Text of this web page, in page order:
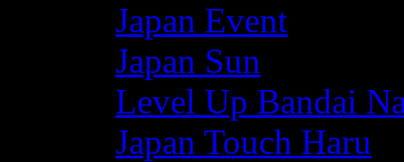
Japan Event
Japan Sun
Level Up Bandai
Japan Touch Haru